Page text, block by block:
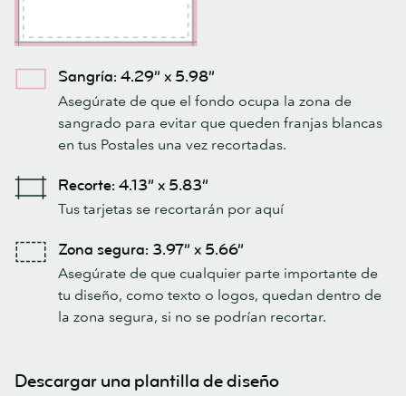
Sangría: 4.29” x 5.98”
Asegúrate de que el fondo ocupa la zona de
sangrado para evitar que queden franjas blancas
en tus Postales una vez recortadas.
Recorte: 4.13” x 5.83”
Tus tarjetas se recortarán por aquí
Zona segura: 3.97” x 5.66”
Asegúrate de que cualquier parte importante de
tu diseño, como texto o logos, quedan dentro de
la zona segura, si no se podrían recortar.
Descargar una plantilla de diseño